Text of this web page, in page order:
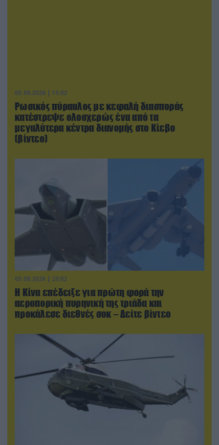
05.08.2026 | 15:02
Ρωσικός πύραυλος με κεφαλή διασποράς
κατέστρεψε ολοσχερώς ένα από τα
μεγαλύτερα κέντρα διανομής στο Κίεβο
(βίντεο)
05.08.2026 | 20:02
Η Κίνα επέδειξε για πρώτη φορά την
αεροπορική πυρηνική της τριάδα και
προκάλεσε διεθνές σοκ – Δείτε βίντεο